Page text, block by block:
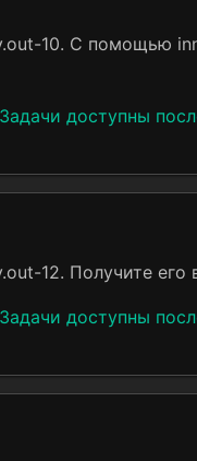
10. С помощью
Задачи доступны
12. Получите его
Задачи доступны